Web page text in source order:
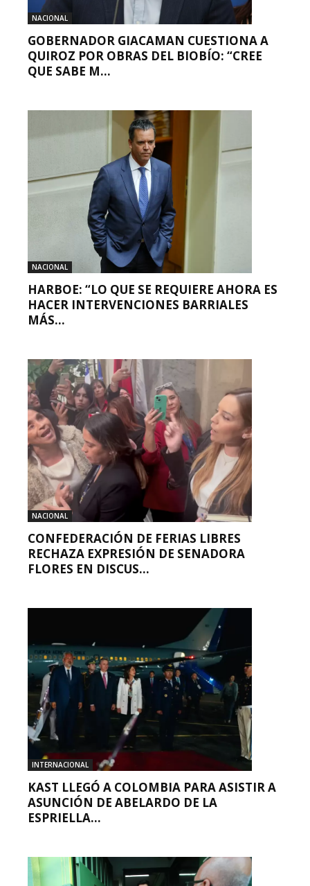
NACIONAL
GOBERNADOR GIACAMAN CUESTIONA A
QUIROZ POR OBRAS DEL BIOBÍO: “CREE
QUE SABE M...
NACIONAL
HARBOE: “LO QUE SE REQUIERE AHORA ES
HACER INTERVENCIONES BARRIALES
MÁS...
NACIONAL
CONFEDERACIÓN DE FERIAS LIBRES
RECHAZA EXPRESIÓN DE SENADORA
FLORES EN DISCUS...
INTERNACIONAL
KAST LLEGÓ A COLOMBIA PARA ASISTIR A
ASUNCIÓN DE ABELARDO DE LA
ESPRIELLA...